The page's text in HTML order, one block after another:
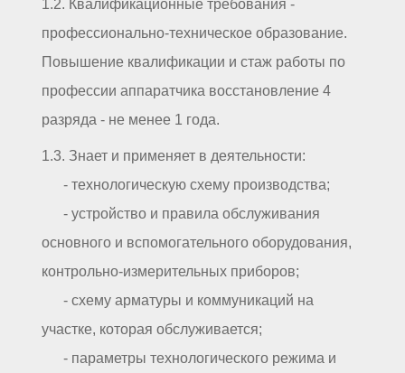
1.2. Квалификационные требования -
профессионально-техническое образование.
Повышение квалификации и стаж работы по
профессии аппаратчика восстановление 4
разряда - не менее 1 года.
1.3. Знает и применяет в деятельности:
- технологическую схему производства;
- устройство и правила обслуживания
основного и вспомогательного оборудования,
контрольно-измерительных приборов;
- схему арматуры и коммуникаций на
участке, которая обслуживается;
- параметры технологического режима и